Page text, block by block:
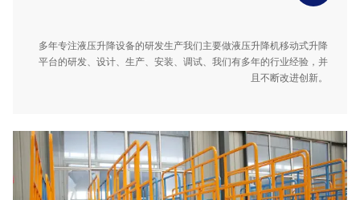
多年专注液压升降设备的研发生产我们主要做液压升降机移动式升降
平台的研发、设计、生产、安装、调试、我们有多年的行业经验，并
且不断改进创新。